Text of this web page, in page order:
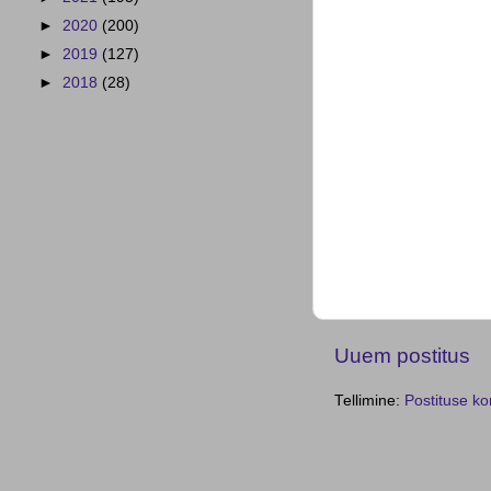
Uuem postitus
Tellimine: Postituse
► 2020 (200)
► 2019 (127)
► 2018 (28)